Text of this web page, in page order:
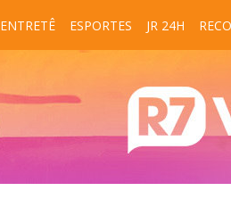
ENTRETÊ ESPORTES JR 24H